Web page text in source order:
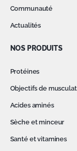
Communauté
Actualités
NOS PRODUITS
Protéines
Objectifs de
Acides aminés
Sèche et minceur
Santé et vitamines